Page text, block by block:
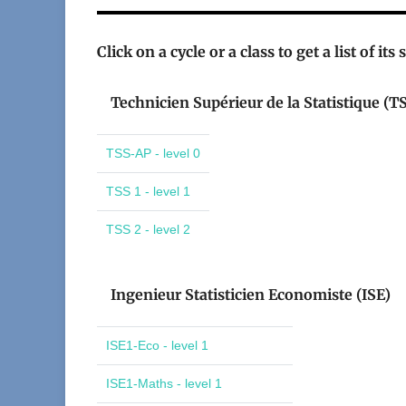
Click on a cycle or a class to get a list of its
Technicien Supérieur de la Statistique
TSS-AP - level 0
TSS 1 - level 1
TSS 2 - level 2
Ingenieur Statisticien Economiste (ISE)
ISE1-Eco - level 1
ISE1-Maths - level 1